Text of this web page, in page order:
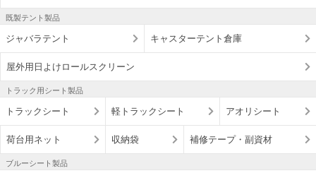
既製テント製品
ジャバラテント キャスターテント倉庫
屋外用日よけロールスクリーン
トラック用シート製品
トラックシート 軽トラックシート アオリシート
荷台用ネット 収納袋 補修テープ・副資材
ブルーシート製品